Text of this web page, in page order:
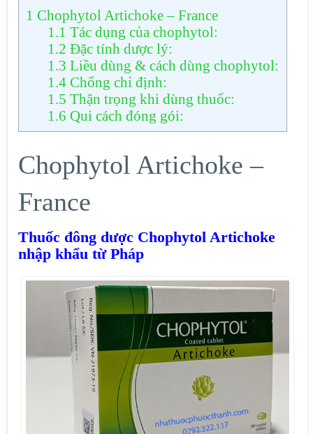
1 Chophytol Artichoke – France
1.1 Tác dụng của chophytol:
1.2 Đặc tính dược lý:
1.3 Liều dùng & cách dùng chophytol:
1.4 Chống chỉ định:
1.5 Thận trọng khi dùng thuốc:
1.6 Qui cách đóng gói:
Chophytol Artichoke –
France
Thuốc đông dược Chophytol Artichoke
nhập khẩu từ Pháp